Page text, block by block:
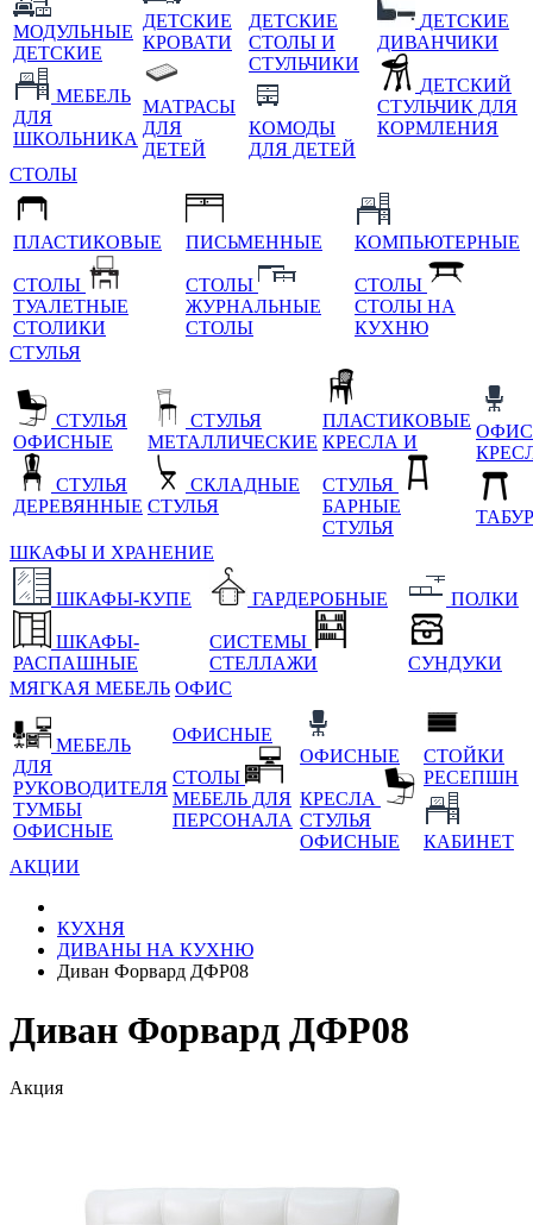
МОДУЛЬНЫЕ
ДЕТСКИЕ
МЕБЕЛЬ
ДЛЯ
ШКОЛЬНИКА
ДЕТСКИЕ
КРОВАТИ
МАТРАСЫ
ДЛЯ
ДЕТЕЙ
ДЕТСКИЕ
СТОЛЫ И
СТУЛЬЧИКИ
КОМОДЫ
ДЛЯ ДЕТЕЙ
ДЕТСКИЕ
ДИВАНЧИКИ
ДЕТСКИЙ
СТУЛЬЧИК ДЛЯ
КОРМЛЕНИЯ
СТОЛЫ
ПЛАСТИКОВЫЕ
СТОЛЫ
ТУАЛЕТНЫЕ
СТОЛИКИ
ПИСЬМЕННЫЕ
СТОЛЫ
ЖУРНАЛЬНЫЕ
СТОЛЫ
КОМПЬЮТЕРНЫЕ
СТОЛЫ
СТОЛЫ НА
КУХНЮ
СТУЛЬЯ
СТУЛЬЯ
ОФИСНЫЕ
СТУЛЬЯ
ДЕРЕВЯННЫЕ
СТУЛЬЯ
МЕТАЛЛИЧЕСКИЕ
СКЛАДНЫЕ
СТУЛЬЯ
ПЛАСТИКОВЫЕ
КРЕСЛА И
СТУЛЬЯ
БАРНЫЕ
СТУЛЬЯ
ШКАФЫ И ХРАНЕНИЕ
ШКАФЫ-КУПЕ
ШКАФЫ-
РАСПАШНЫЕ
ГАРДЕРОБНЫЕ
СИСТЕМЫ
СТЕЛЛАЖИ
ПОЛКИ
СУНДУКИ
МЯГКАЯ МЕБЕЛЬ ОФИС
МЕБЕЛЬ
ДЛЯ
РУКОВОДИТЕЛЯ
ТУМБЫ
ОФИСНЫЕ
ОФИСНЫЕ
СТОЛЫ
МЕБЕЛЬ ДЛЯ
ПЕРСОНАЛА
ОФИСНЫЕ
КРЕСЛА
СТУЛЬЯ
ОФИСНЫЕ
СТОЙКИ
РЕСЕПШН
КАБИНЕТ
АКЦИИ
КУХНЯ
ДИВАНЫ НА КУХНЮ
Диван Форвард ДФР08
Диван Форвард ДФР08
Акция